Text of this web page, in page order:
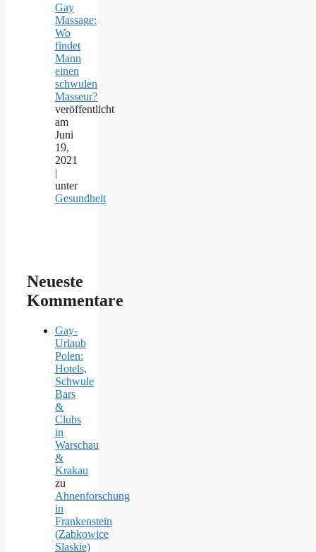
Gay
Massage:
Wo
findet
Mann
einen
schwulen
Masseur?
veröffentlicht
am
Juni
19,
2021
|
unter
Gesundheit
Neueste
Kommentare
Gay-
Urlaub
Polen:
Hotels,
Schwule
Bars
&
Clubs
in
Warschau
&
Krakau
zu
Ahnenforschung
in
Frankenstein
(Zabkowice
Slaskie)